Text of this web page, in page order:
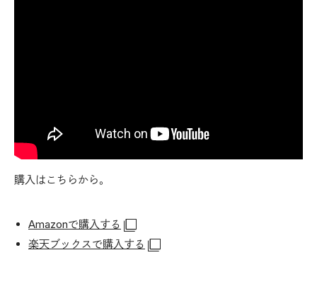
購入はこちらから。
Amazonで購入する
楽天ブックスで購入する